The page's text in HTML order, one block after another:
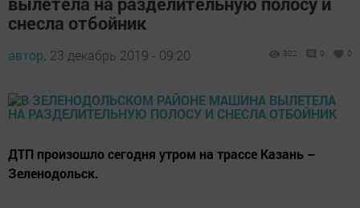
снесла отбойник
автор, 23 декабрь 2019 - 09:20 302 0 0
ДТП произошло сегодня утром на трассе Казань –
Зеленодольск.